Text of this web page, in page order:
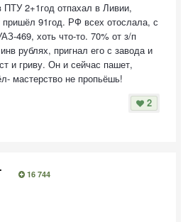
2+1год отпахал в Ливии,
пришёл 91год. РФ всех отослала, с
469, хоть что-то. 70% от з/п
рублях, пригнал его с завода и
и гриву. Он и сейчас пашет,
мастерство не пропьёшь!
2
16 744